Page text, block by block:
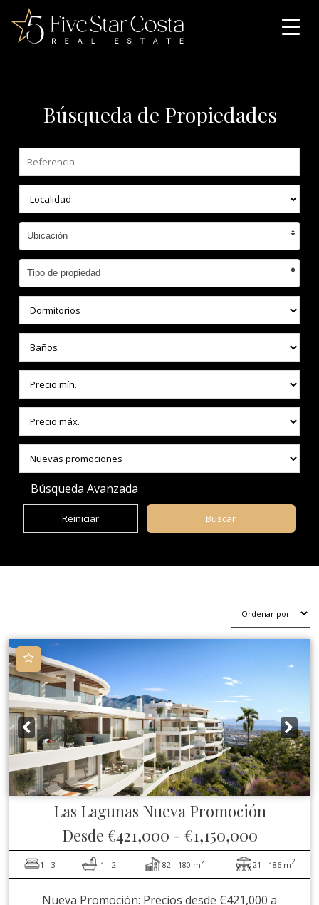
Búsqueda de Propiedades
Ubicación
Tipo de propiedad
Búsqueda Avanzada
Las Lagunas Nueva Promoción
Desde €421,000 - €1,150,000
1 - 3 1 - 2 82 - 180 m2 21 - 186 m2
Nueva Promoción: Precios desde €421,000 a